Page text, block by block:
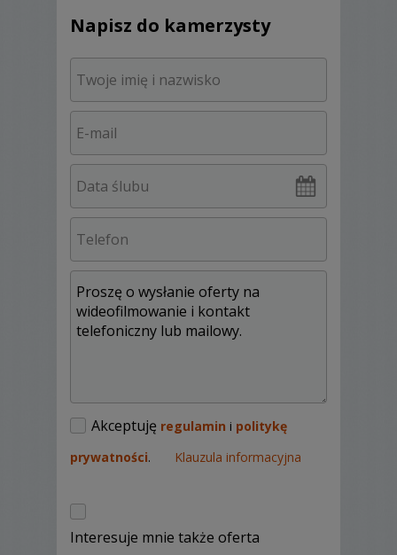
Napisz do kamerzysty
Akceptuję regulamin i politykę
prywatności. Klauzula informacyjna
Interesuje mnie także oferta